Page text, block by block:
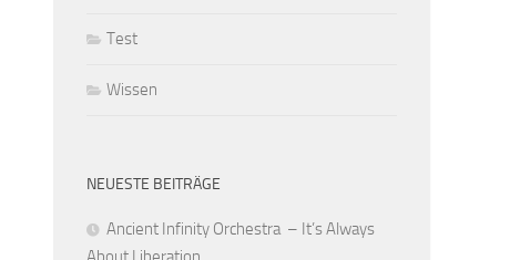
Test
Wissen
NEUESTE BEITRÄGE
Ancient Infinity Orchestra – It’s Always